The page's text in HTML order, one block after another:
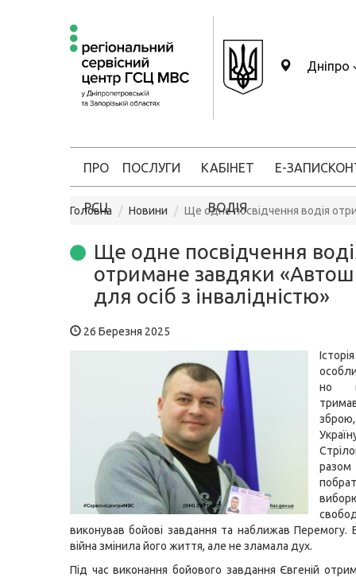
Дніпро
ПРО
РСЦ
ПОСЛУГИ КАБІНЕТ
ВОДІЯ
Е-ЗАПИС
Головна Новини Ще одне посвідчення водія
Ще одне посвідчення
отримане завдяки
для осіб з інвалідністю»
26 Березня 2025
но
виконував бойові завдання та наближав Перемогу.
війна змінила його життя, але не зламала дух.
Під час виконання бойового завдання Євгеній